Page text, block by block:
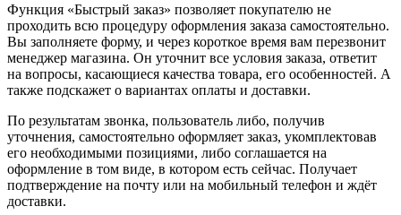
Функция «Быстрый заказ» позволяет покупателю не
проходить всю процедуру оформления заказа самостоятельно.
Вы заполняете форму, и через короткое время вам перезвонит
менеджер магазина. Он уточнит все условия заказа, ответит
на вопросы, касающиеся качества товара, его особенностей. А
также подскажет о вариантах оплаты и доставки.
По результатам звонка, пользователь либо, получив
уточнения, самостоятельно оформляет заказ, укомплектовав
его необходимыми позициями, либо соглашается на
оформление в том виде, в котором есть сейчас. Получает
подтверждение на почту или на мобильный телефон и ждёт
доставки.